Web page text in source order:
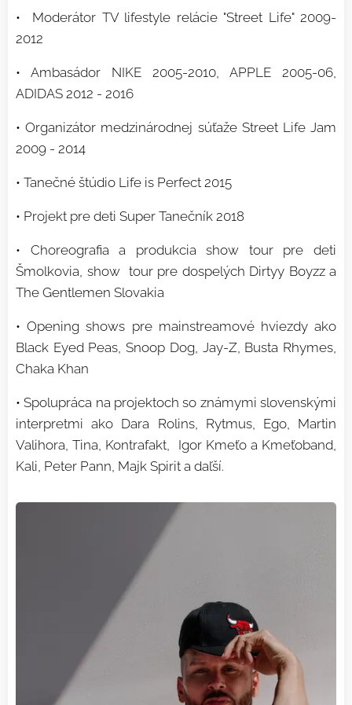
• Moderátor TV lifestyle relácie "Street Life" 2009-
2012
• Ambasádor NIKE 2005-2010, APPLE 2005-06,
ADIDAS 2012 - 2016
• Organizátor medzinárodnej súťaže Street Life Jam
2009 - 2014
• Tanečné štúdio Life is Perfect 2015
• Projekt pre deti Super Tanečník 2018
• Choreografia a produkcia show tour pre deti
Šmolkovia, show tour pre dospelých Dirtyy Boyzz a
The Gentlemen Slovakia
• Opening shows pre mainstreamové hviezdy ako
Black Eyed Peas, Snoop Dog, Jay-Z, Busta Rhymes,
Chaka Khan
• Spolupráca na projektoch so známymi slovenskými
interpretmi ako Dara Rolins, Rytmus, Ego, Martin
Valihora, Tina, Kontrafakt, Igor Kmeťo a Kmeťoband,
Kali, Peter Pann, Majk Spirit a daľší.